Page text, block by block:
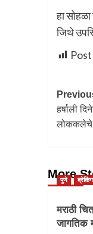
हा
जिथे
हर्षाली
लोककलेचे
More
पुणे
मराठी
जागतिक